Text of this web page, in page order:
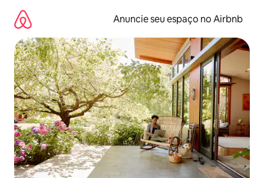
para
conteúdo
Anuncie seu espaço no Airbnb